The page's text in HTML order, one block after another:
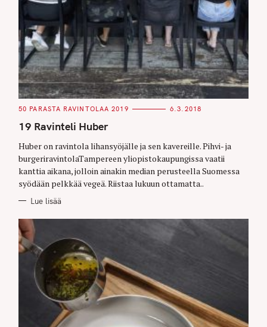
C
T
E
O
R
I
S
50 PARASTA RAVINTOLAA 2019 6.3.2018
19 Ravinteli Huber
Huber on ravintola lihansyöjälle ja sen kavereille. Pihvi- ja
burgeriravintolaTampereen yliopistokaupungissa vaatii
kanttia aikana, jolloin ainakin median perusteella Suomessa
syödään pelkkää vegeä. Riistaa lukuun ottamatta..
Lue lisää